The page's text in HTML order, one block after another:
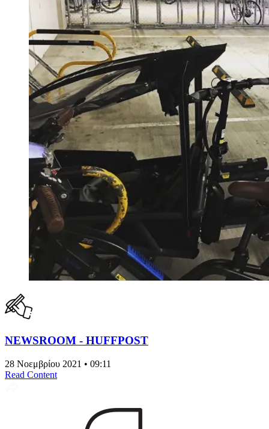
NEWSROOM - HUFFPOST
28 Νοεμβρίου 2021 • 09:11
Read Content